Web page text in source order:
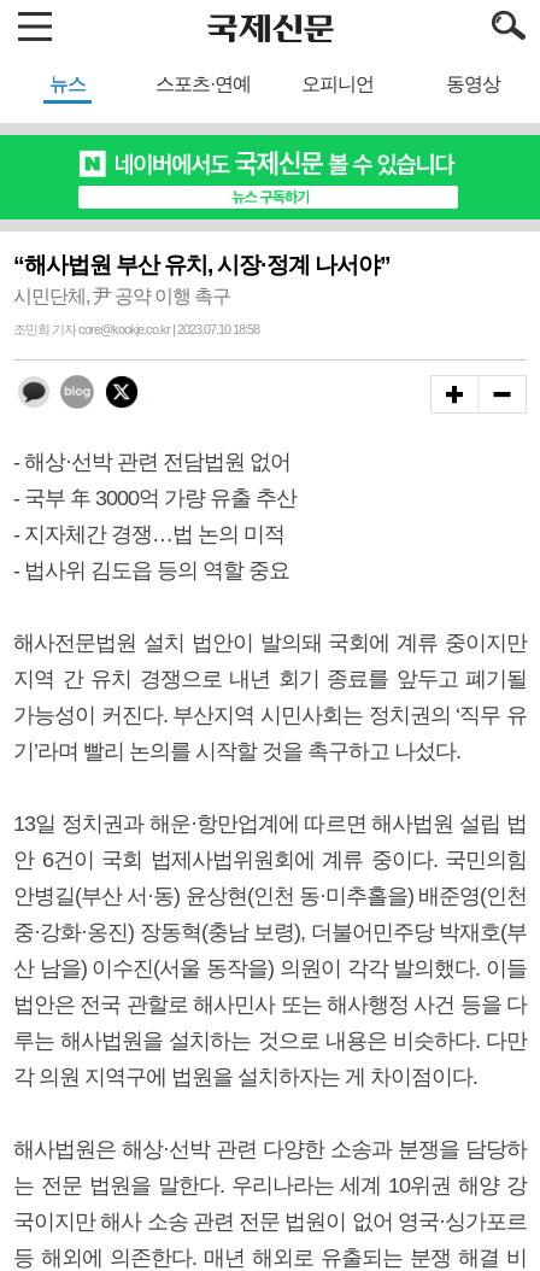
뉴스 스포츠·연예 오피니언 동영상
“해사법원 부산 유치, 시장·정계 나서야”
시민단체, 尹 공약 이행 촉구
조민희 기자 core@kookje.co.kr | 2023.07.10 18:58
- 해상·선박 관련 전담법원 없어
- 국부 年 3000억 가량 유출 추산
- 지자체간 경쟁…법 논의 미적
- 법사위 김도읍 등의 역할 중요
해사전문법원 설치 법안이 발의돼 국회에 계류 중이지만
지역 간 유치 경쟁으로 내년 회기 종료를 앞두고 폐기될
가능성이 커진다. 부산지역 시민사회는 정치권의 ‘직무 유
기’라며 빨리 논의를 시작할 것을 촉구하고 나섰다.
13일 정치권과 해운·항만업계에 따르면 해사법원 설립 법
안 6건이 국회 법제사법위원회에 계류 중이다. 국민의힘
안병길(부산 서·동) 윤상현(인천 동·미추홀을) 배준영(인천
중·강화·옹진) 장동혁(충남 보령), 더불어민주당 박재호(부
산 남을) 이수진(서울 동작을) 의원이 각각 발의했다. 이들
법안은 전국 관할로 해사민사 또는 해사행정 사건 등을 다
루는 해사법원을 설치하는 것으로 내용은 비슷하다. 다만
각 의원 지역구에 법원을 설치하자는 게 차이점이다.
해사법원은 해상·선박 관련 다양한 소송과 분쟁을 담당하
는 전문 법원을 말한다. 우리나라는 세계 10위권 해양 강
국이지만 해사 소송 관련 전문 법원이 없어 영국·싱가포르
등 해외에 의존한다. 매년 해외로 유출되는 분쟁 해결 비